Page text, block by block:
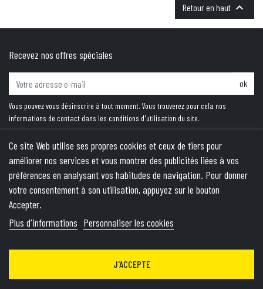
Retour en haut 
Recevez nos offres spéciales
ok
Vous pouvez vous désinscrire à tout moment. Vous trouverez pour cela nos
informations de contact dans les conditions d'utilisation du site.
PRODUITS
NOTRE SOCIÉTÉ
VOTRE COMPTE
Ce site Web utilise ses propres cookies et ceux de tiers pour
améliorer nos services et vous montrer des publicités liées à vos
préférences en analysant vos habitudes de navigation. Pour donner
votre consentement à son utilisation, appuyez sur le bouton
Accepter.
Plus d'informations Personnaliser les cookies
J'ACCEPTE
© 2026 - Theme by Wepika- This site is protected by reCAPTCHA